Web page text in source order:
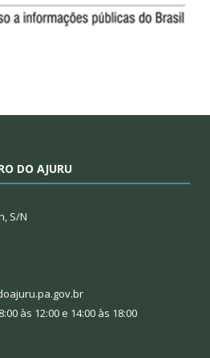
DO AJURU
S/N
às 12:00 e 14:00 às 18:00